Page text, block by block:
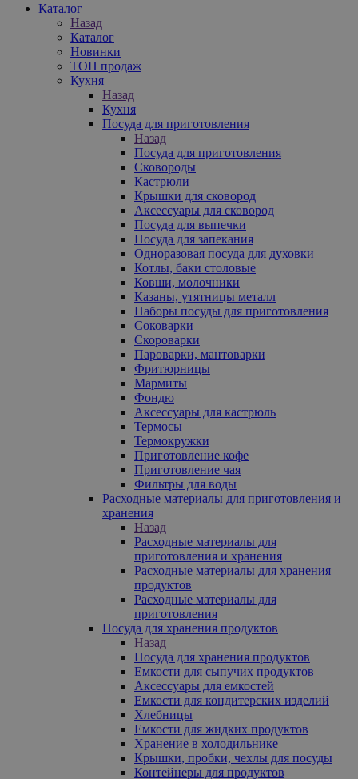
Каталог
Назад
Каталог
Новинки
ТОП продаж
Кухня
Назад
Кухня
Посуда для приготовления
Назад
Посуда для приготовления
Сковороды
Кастрюли
Крышки для сковород
Аксессуары для сковород
Посуда для выпечки
Посуда для запекания
Одноразовая посуда для духовки
Котлы, баки столовые
Ковши, молочники
Казаны, утятницы металл
Наборы посуды для приготовления
Соковарки
Скороварки
Пароварки, мантоварки
Фритюрницы
Мармиты
Фондю
Аксессуары для кастрюль
Термосы
Термокружки
Приготовление кофе
Приготовление чая
Фильтры для воды
Расходные материалы для приготовления и
хранения
Назад
Расходные материалы для
приготовления и хранения
Расходные материалы для хранения
продуктов
Расходные материалы для
приготовления
Посуда для хранения продуктов
Назад
Посуда для хранения продуктов
Емкости для сыпучих продуктов
Аксессуары для емкостей
Емкости для кондитерских изделий
Хлебницы
Емкости для жидких продуктов
Хранение в холодильнике
Крышки, пробки, чехлы для посуды
Контейнеры для продуктов